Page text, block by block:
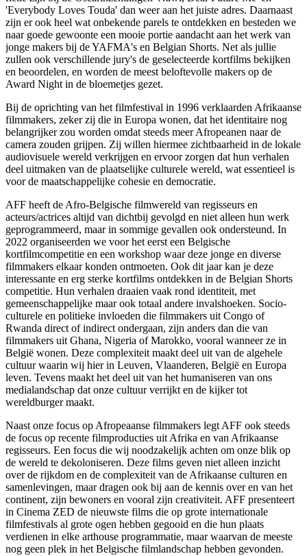
'Everybody Loves Touda' dan weer aan het juiste adres. Daarnaast
zijn er ook heel wat onbekende parels te ontdekken en besteden we
naar goede gewoonte een mooie portie aandacht aan het werk van
jonge makers bij de YAFMA's en Belgian Shorts. Net als jullie
zullen ook verschillende jury's de geselecteerde kortfilms bekijken
en beoordelen, en worden de meest beloftevolle makers op de
Award Night in de bloemetjes gezet.
Bij de oprichting van het filmfestival in 1996 verklaarden Afrikaanse
filmmakers, zeker zij die in Europa wonen, dat het identitaire nog
belangrijker zou worden omdat steeds meer Afropeanen naar de
camera zouden grijpen. Zij willen hiermee zichtbaarheid in de lokale
audiovisuele wereld verkrijgen en ervoor zorgen dat hun verhalen
deel uitmaken van de plaatselijke culturele wereld, wat essentieel is
voor de maatschappelijke cohesie en democratie.
AFF heeft de Afro-Belgische filmwereld van regisseurs en
acteurs/actrices altijd van dichtbij gevolgd en niet alleen hun werk
geprogrammeerd, maar in sommige gevallen ook ondersteund. In
2022 organiseerden we voor het eerst een Belgische
kortfilmcompetitie en een workshop waar deze jonge en diverse
filmmakers elkaar konden ontmoeten. Ook dit jaar kan je deze
interessante en erg sterke kortfilms ontdekken in de Belgian Shorts
competitie. Hun verhalen draaien vaak rond identiteit, met
gemeenschappelijke maar ook totaal andere invalshoeken. Socio-
culturele en politieke invloeden die filmmakers uit Congo of
Rwanda direct of indirect ondergaan, zijn anders dan die van
filmmakers uit Ghana, Nigeria of Marokko, vooral wanneer ze in
België wonen. Deze complexiteit maakt deel uit van de algehele
cultuur waarin wij hier in Leuven, Vlaanderen, België en Europa
leven. Tevens maakt het deel uit van het humaniseren van ons
medialandschap dat onze cultuur verrijkt en de kijker tot
wereldburger maakt.
Naast onze focus op Afropeaanse filmmakers legt AFF ook steeds
de focus op recente filmproducties uit Afrika en van Afrikaanse
regisseurs. Een focus die wij noodzakelijk achten om onze blik op
de wereld te dekoloniseren. Deze films geven niet alleen inzicht
over de rijkdom en de complexiteit van de Afrikaanse culturen en
samenlevingen, maar dragen ook bij aan de kennis over en van het
continent, zijn bewoners en vooral zijn creativiteit. AFF presenteert
in Cinema ZED de nieuwste films die op grote internationale
filmfestivals al grote ogen hebben gegooid en die hun plaats
verdienen in elke arthouse programmatie, maar waarvan de meeste
nog geen plek in het Belgische filmlandschap hebben gevonden.